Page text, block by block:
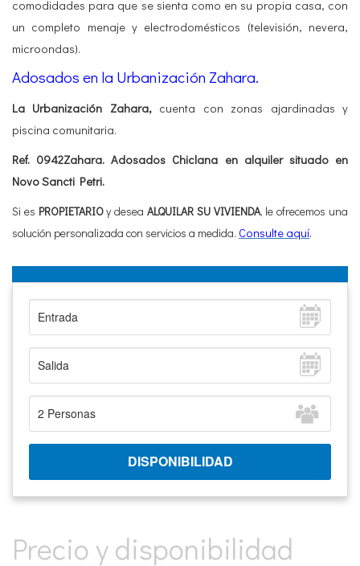
comodidades para que se sienta como en su propia casa, con
un completo menaje y electrodomésticos (televisión, nevera,
microondas).
Adosados en la Urbanización Zahara.
La Urbanización Zahara, cuenta con zonas ajardinadas y
piscina comunitaria.
Ref. 0942Zahara. Adosados Chiclana en alquiler situado en
Novo Sancti Petri.
Si es PROPIETARIOy deseaALQUILAR SU VIVIENDA, le ofrecemos una
solución personalizada con servicios a medida. Consulte aquí.
Precio y disponibilidad